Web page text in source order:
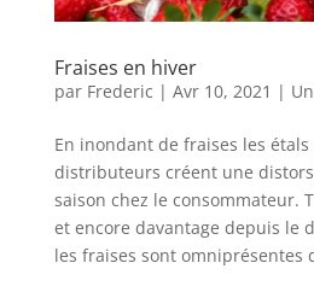
Fraises en hiver
par Frederic | Avr 10, 2021 |
En inondant de fraises les
distributeurs créent une
saison chez le consommateur.
et encore davantage depuis le
les fraises sont omniprésentes